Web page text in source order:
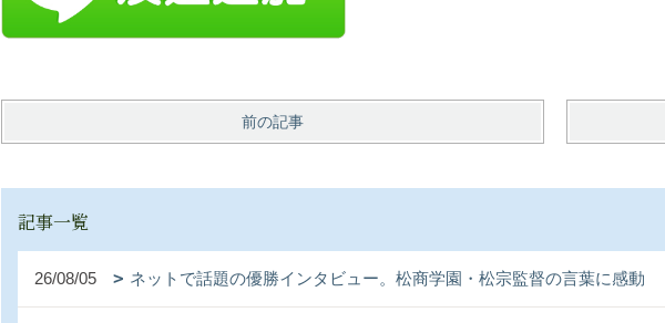
前の記事
記事一覧
26/08/05 ネットで話題の優勝インタビュー。松商学園・松宗監督の言葉に感動